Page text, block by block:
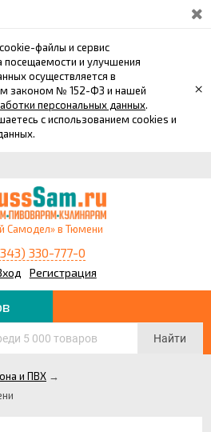
файлы и сервис
посещаемости и улучшения
осуществляется в
законом № 152-ФЗ и нашей
персональных данных.
с использованием cookies и
×
Самодел» в Тюмени
330-777-0
Регистрация
Найти
и ПВХ →